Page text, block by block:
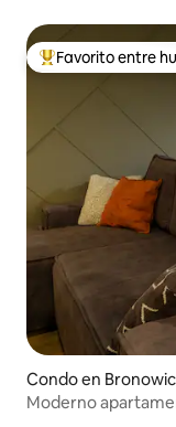
Favorito entre
Favorito entre
Condo en
Moderno